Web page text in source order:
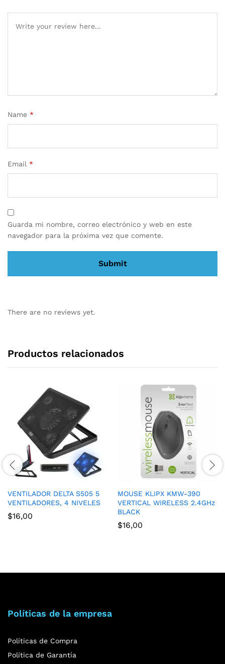
Name *
Email *
Guarda mi nombre, correo electrónico y web en este
navegador para la próxima vez que comente.
There are no reviews yet.
Productos relacionados
VENTILADOR DELTA S505 5
VENTILADORES, 4 NIVELES
$16,00
MOUSE KLIPX KMW-390
VERTICAL WIRELESS 2.4GHz
BLACK
$16,00
Políticas de la empresa
Políticas de Compra
Política de Garantía